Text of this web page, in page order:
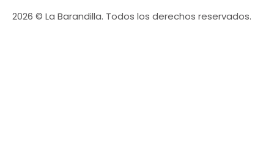
2026 © La Barandilla. Todos los derechos reservados.